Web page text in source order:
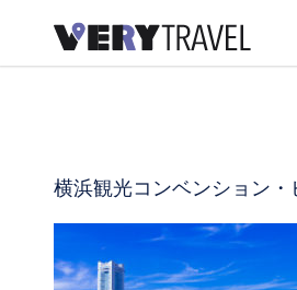
横浜観光コンベンション・